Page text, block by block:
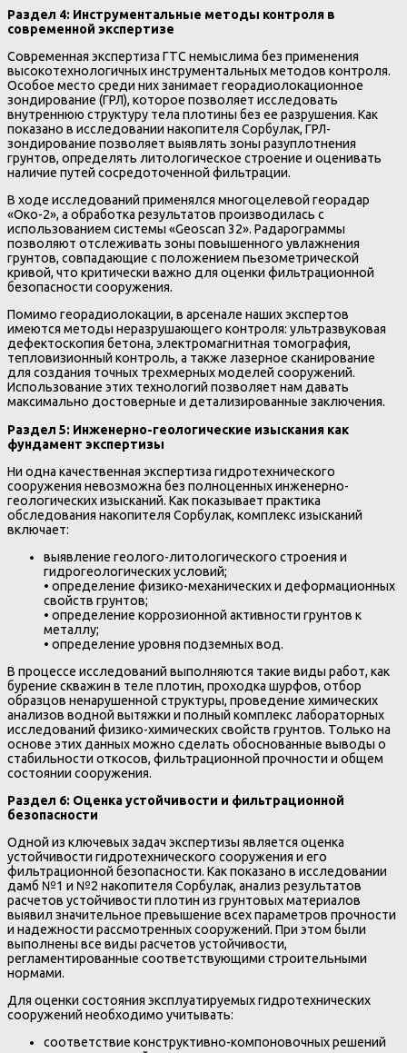
Раздел 4: Инструментальные методы контроля в
современной экспертизе
Современная экспертиза ГТС немыслима без применения
высокотехнологичных инструментальных методов контроля.
Особое место среди них занимает георадиолокационное
зондирование (ГРЛ), которое позволяет исследовать
внутреннюю структуру тела плотины без ее разрушения. Как
показано в исследовании накопителя Сорбулак, ГРЛ-
зондирование позволяет выявлять зоны разуплотнения
грунтов, определять литологическое строение и оценивать
наличие путей сосредоточенной фильтрации.
В ходе исследований применялся многоцелевой георадар
«Око-2», а обработка результатов производилась с
использованием системы «Geoscan 32». Радарограммы
позволяют отслеживать зоны повышенного увлажнения
грунтов, совпадающие с положением пьезометрической
кривой, что критически важно для оценки фильтрационной
безопасности сооружения.
Помимо георадиолокации, в арсенале наших экспертов
имеются методы неразрушающего контроля: ультразвуковая
дефектоскопия бетона, электромагнитная томография,
тепловизионный контроль, а также лазерное сканирование
для создания точных трехмерных моделей сооружений.
Использование этих технологий позволяет нам давать
максимально достоверные и детализированные заключения.
Раздел 5: Инженерно-геологические изыскания как
фундамент экспертизы
Ни одна качественная экспертиза гидротехнического
сооружения невозможна без полноценных инженерно-
геологических изысканий. Как показывает практика
обследования накопителя Сорбулак, комплекс изысканий
включает:
выявление геолого-литологического строения и
гидрогеологических условий;
• определение физико-механических и деформационных
свойств грунтов;
• определение коррозионной активности грунтов к
металлу;
• определение уровня подземных вод.
В процессе исследований выполняются такие виды работ, как
бурение скважин в теле плотин, проходка шурфов, отбор
образцов ненарушенной структуры, проведение химических
анализов водной вытяжки и полный комплекс лабораторных
исследований физико-химических свойств грунтов. Только на
основе этих данных можно сделать обоснованные выводы о
стабильности откосов, фильтрационной прочности и общем
состоянии сооружения.
Раздел 6: Оценка устойчивости и фильтрационной
безопасности
Одной из ключевых задач экспертизы является оценка
устойчивости гидротехнического сооружения и его
фильтрационной безопасности. Как показано в исследовании
дамб №1 и №2 накопителя Сорбулак, анализ результатов
расчетов устойчивости плотин из грунтовых материалов
выявил значительное превышение всех параметров прочности
и надежности рассмотренных сооружений. При этом были
выполнены все виды расчетов устойчивости,
регламентированные соответствующими строительными
нормами.
Для оценки состояния эксплуатируемых гидротехнических
сооружений необходимо учитывать:
соответствие конструктивно-компоновочных решений